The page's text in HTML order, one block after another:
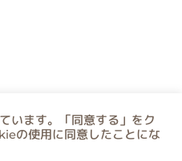
います。「同意する」をク
の使用に同意したことにな